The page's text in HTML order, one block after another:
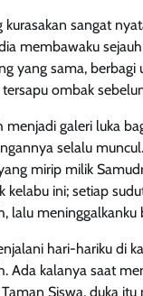
sangat
membawaku
yang sama,
ombak
menjadi galeri luka
selalu
mirip milik
kelabu ini; setiap
lalu meninggalkanku
hari-hariku di
Ada kalanya saat
Siswa, duka